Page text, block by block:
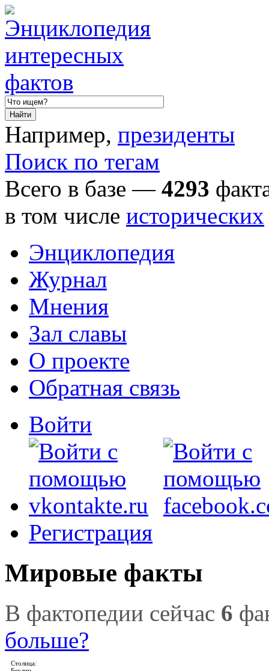
Например, президенты
Поиск по тегам
Всего в базе — 4293
в том числе исторических
Энциклопедия
Журнал
Мнения
Зал славы
О проекте
Обратная связь
Войти
Регистрация
Мировые факты
В фактопедии сейчас 6
больше?
Столица: